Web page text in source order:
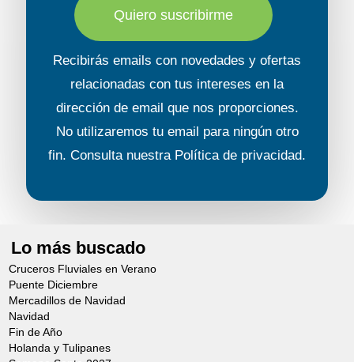
Quiero suscribirme
Recibirás emails con novedades y ofertas
relacionadas con tus intereses en la
dirección de email que nos proporciones.
No utilizaremos tu email para ningún otro
fin. Consulta nuestra Política de privacidad.
Lo más buscado
Cruceros Fluviales en Verano
Puente Diciembre
Mercadillos de Navidad
Navidad
Fin de Año
Holanda y Tulipanes